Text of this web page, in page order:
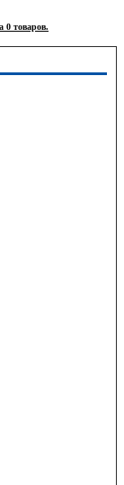
0 товаров.